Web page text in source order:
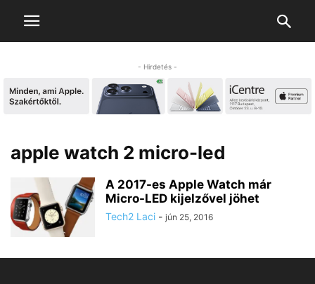
- Hirdetés -
apple watch 2 micro-led
A 2017-es Apple Watch már
Micro-LED kijelzővel jöhet
Tech2 Laci - jún 25, 2016